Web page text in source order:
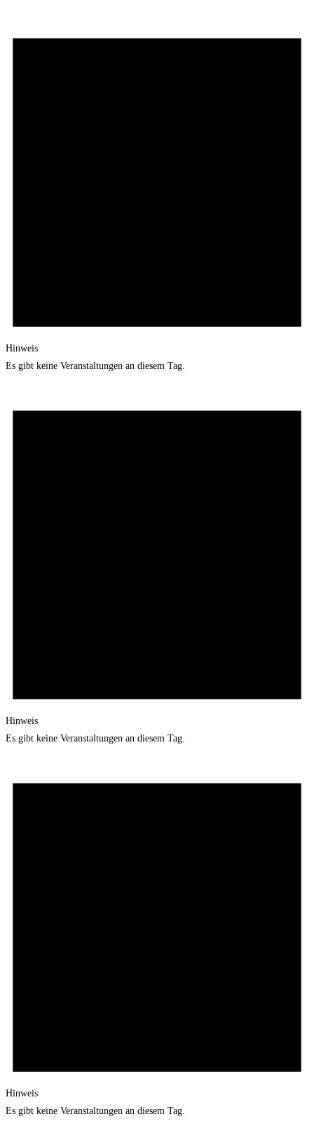
Hinweis
Es gibt keine Veranstaltungen an diesem Tag.
Hinweis
Es gibt keine Veranstaltungen an diesem Tag.
Hinweis
Es gibt keine Veranstaltungen an diesem Tag.